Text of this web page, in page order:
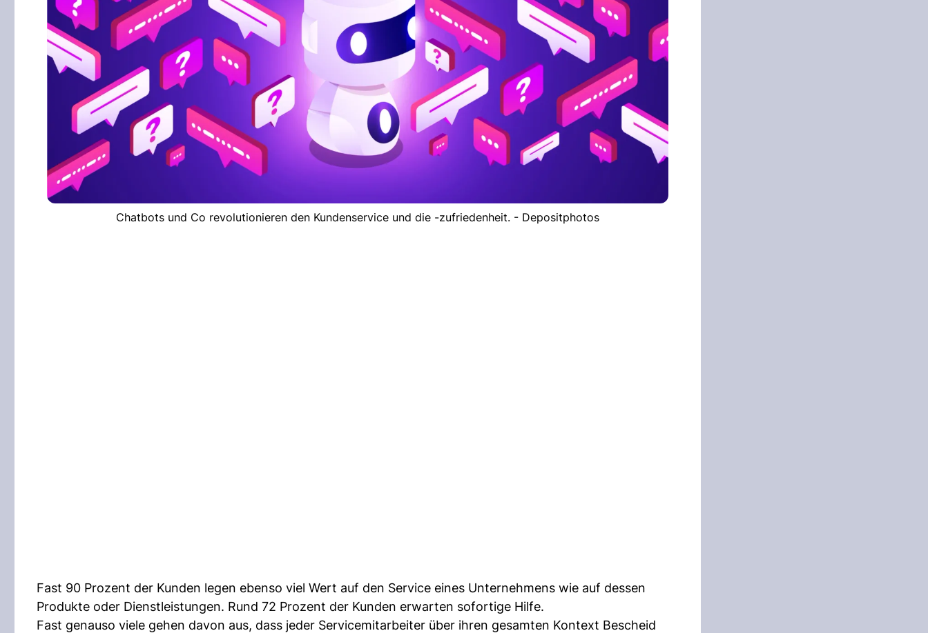
Chatbots und Co revolutionieren den Kundenservice und die -zufriedenheit. - Depositphotos
Fast 90 Prozent der Kunden legen ebenso viel Wert auf den Service eines Unternehmens wie auf dessen
Produkte oder Dienstleistungen. Rund 72 Prozent der Kunden erwarten sofortige Hilfe.
Fast genauso viele gehen davon aus, dass jeder Servicemitarbeiter über ihren gesamten Kontext Bescheid